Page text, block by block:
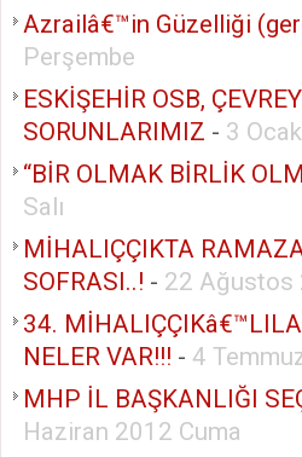
Azrailâ€™in Güzelliği
Perşembe
ESKİŞEHİR OSB,
SORUNLARIMIZ - 3
“BİR OLMAK BİRLİK
Salı
MİHALIÇÇIKTA
SOFRASI..! - 22 Ağustos
34.
NELER VAR!!! - 4
MHP İL BAŞKANLIĞI
Haziran 2012 Cuma